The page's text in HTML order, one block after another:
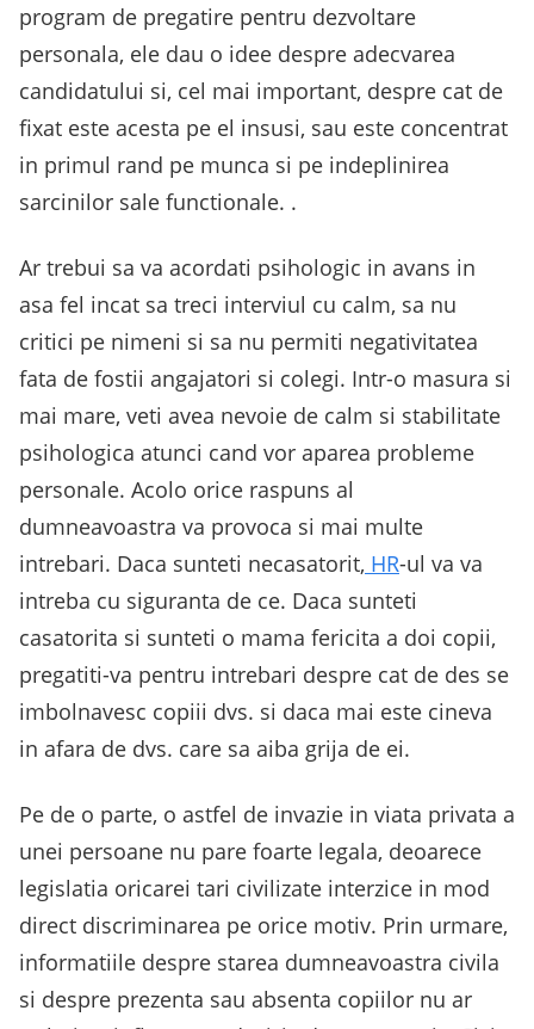
program de pregatire pentru dezvoltare
personala, ele dau o idee despre adecvarea
candidatului si, cel mai important, despre cat de
fixat este acesta pe el insusi, sau este concentrat
in primul rand pe munca si pe indeplinirea
sarcinilor sale functionale. .
Ar trebui sa va acordati psihologic in avans in
asa fel incat sa treci interviul cu calm, sa nu
critici pe nimeni si sa nu permiti negativitatea
fata de fostii angajatori si colegi. Intr-o masura si
mai mare, veti avea nevoie de calm si stabilitate
psihologica atunci cand vor aparea probleme
personale. Acolo orice raspuns al
dumneavoastra va provoca si mai multe
intrebari. Daca sunteti necasatorit, HR-ul va va
intreba cu siguranta de ce. Daca sunteti
casatorita si sunteti o mama fericita a doi copii,
pregatiti-va pentru intrebari despre cat de des se
imbolnavesc copiii dvs. si daca mai este cineva
in afara de dvs. care sa aiba grija de ei.
Pe de o parte, o astfel de invazie in viata privata a
unei persoane nu pare foarte legala, deoarece
legislatia oricarei tari civilizate interzice in mod
direct discriminarea pe orice motiv. Prin urmare,
informatiile despre starea dumneavoastra civila
si despre prezenta sau absenta copiilor nu ar